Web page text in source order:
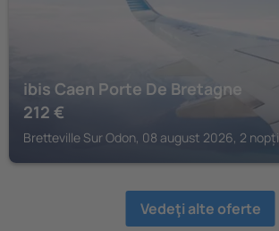
ibis Caen Porte De Bretagne
212 €
Bretteville Sur Odon, 08 august 2026, 2 nopți
Vedeţi alte oferte